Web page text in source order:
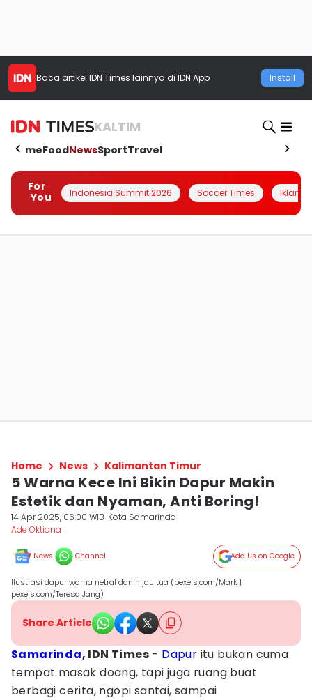
Baca artikel IDN Times lainnya di IDN App Install
KALTIM
HomeFoodNewsSportTravel
For
You
Indonesia Summit 2026 Soccer Times Iklanin
Home News Kalimantan Timur
5 Warna Kece Ini Bikin Dapur Makin
Estetik dan Nyaman, Anti Boring!
14 Apr 2025, 06:00 WIB Kota Samarinda
Ade Oktiana
News Channel Add Us on Google
Ilustrasi dapur warna netral dan hijau tua (pexels.com/Mark |
pexels.com/Teresa Jang)
Share Article
Samarinda, IDN Times - Dapur itu bukan cuma
tempat masak doang, tapi juga ruang buat
berbagi cerita, ngopi santai, sampai